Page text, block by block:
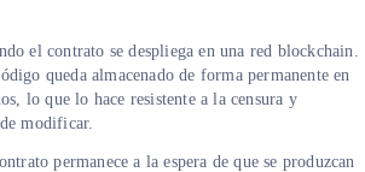
el contrato se despliega en una red blockchain.
queda almacenado de forma permanente en
lo que lo hace resistente a la censura y
modificar.
permanece a la espera de que se produzcan